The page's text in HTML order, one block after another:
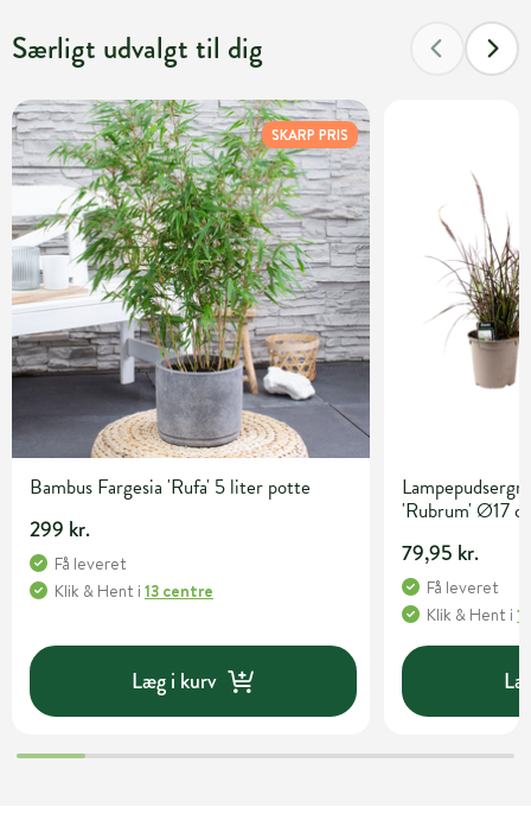
Særligt udvalgt til dig
SKARP PRIS
Bambus Fargesia 'Rufa' 5 liter potte
299 kr.
Få leveret
Klik & Hent i 13 centre
Læg i kurv
'Rubrum' Ø17
79,95 kr.
Få leveret
Klik & Hent i